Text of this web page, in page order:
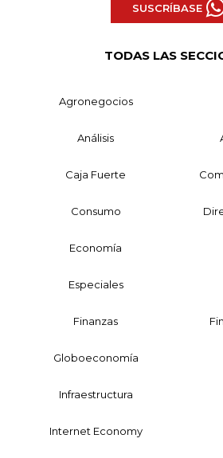
SUSCRÍBASE
TODAS LAS
Agronegocios
Análisis
Caja Fuerte
Consumo
Economía
Especiales
Finanzas
Globoeconomía
Infraestructura
Internet Economy